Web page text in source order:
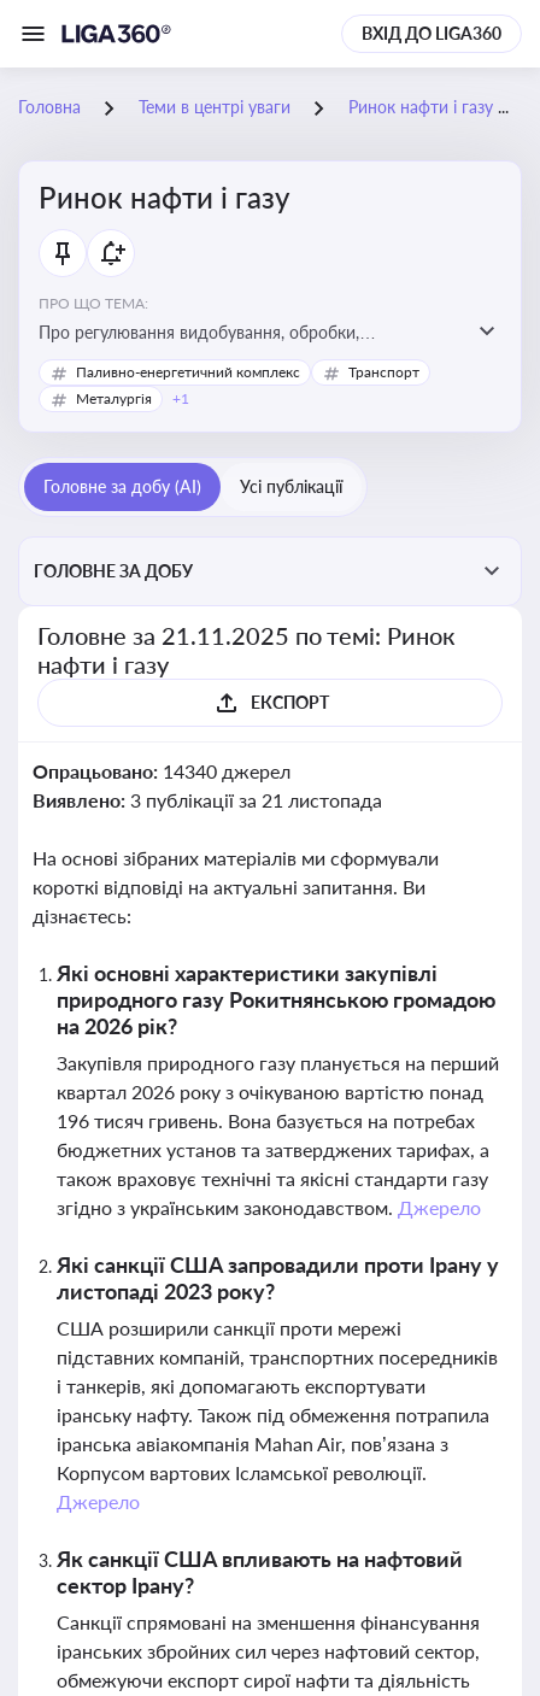
ВХІД ДО LIGA360
Головна Теми в центрі уваги Ринок нафти і газу
Ринок нафти і газу
ПРО ЩО ТЕМА:
Про регулювання видобування, обробки,
транспортування та реалізації нафти й природного
газу, що критично важливо для енергетичної безпеки,
Паливно-енергетичний комплекс
Транспорт
Металургія
+1
Головне за добу (AI) Усі публікації
ГОЛОВНЕ ЗА ДОБУ
Головне за 21.11.2025 по темі: Ринок
нафти і газу
ЕКСПОРТ
Опрацьовано: 14340 джерел
Виявлено: 3 публікації за 21 листопада
На основі зібраних матеріалів ми сформували
короткі відповіді на актуальні запитання. Ви
дізнаєтесь:
Які основні характеристики закупівлі
природного газу Рокитнянською громадою
на 2026 рік?
Закупівля природного газу планується на перший
квартал 2026 року з очікуваною вартістю понад
196 тисяч гривень. Вона базується на потребах
бюджетних установ та затверджених тарифах, а
також враховує технічні та якісні стандарти газу
згідно з українським законодавством. Джерело
Які санкції США запровадили проти Ірану у
листопаді 2023 року?
США розширили санкції проти мережі
підставних компаній, транспортних посередників
і танкерів, які допомагають експортувати
іранську нафту. Також під обмеження потрапила
іранська авіакомпанія Mahan Air, пов’язана з
Корпусом вартових Ісламської революції.
Джерело
Як санкції США впливають на нафтовий
сектор Ірану?
Санкції спрямовані на зменшення фінансування
іранських збройних сил через нафтовий сектор,
обмежуючи експорт сирої нафти та діяльність